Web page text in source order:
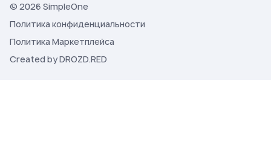
© 2026 SimpleOne
Политика конфиденциальности
Политика Маркетплейса
Created by DROZD.RED